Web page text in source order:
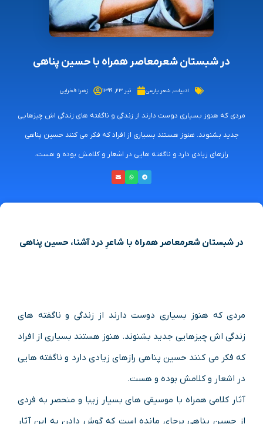
در شبستان شعرمعاصر همراه با حسین پناهی
ادبیات,شعر پارسی تیر ۲۳, ۱۳۹۹ زهرا فخرایی
مردی که هنوز بسیاری دوست دارند از زندگی و ناگفته های زندگی اش چیزهایی
جدید بشنوند. هنوز هستند بسیاری از افراد که فکر می کنند حسین پناهی
رازهای زیادی دارد و ناگفته هایی در اشعار و کلامش بوده و هست.
در شبستان شعرمعاصر همراه با شاعرِ درد آشنا، حسین پناهی
مردی که هنوز بسیاری دوست دارند از زندگی و ناگفته های
زندگی اش چیزهایی جدید بشنوند. هنوز هستند بسیاری از افراد
که فکر می کنند حسین پناهی رازهای زیادی دارد و ناگفته هایی
در اشعار و کلامش بوده و هست.
آثار کلامی همراه با موسیقی های بسیار زیبا و منحصر به فردی
از حسین پناهی برجای مانده است که گوش دادن به این آثار